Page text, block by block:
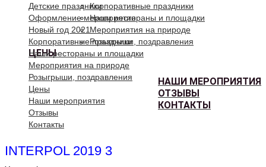
Корпоративные праздники
Наши рестораны и площадки
Мероприятия на природе
Розыгрыши, поздравления
ЦЕНЫ
НАШИ МЕРОПРИЯТИЯ
ОТЗЫВЫ
КОНТАКТЫ
Детские праздники
Оформление мероприятия
Новый год 2021
Корпоративные праздники
Наши рестораны и площадки
Мероприятия на природе
Розыгрыши, поздравления
Цены
Наши мероприятия
Отзывы
Контакты
INTERPOL 2019 3